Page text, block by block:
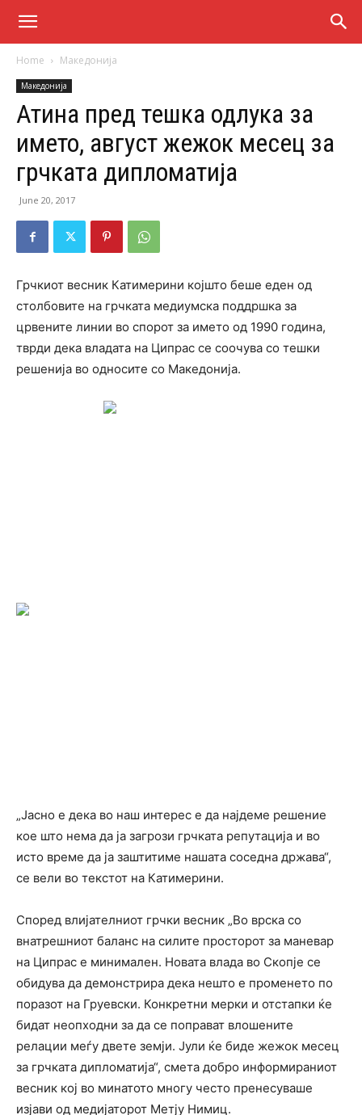
Home Македонија
Македонија
Атина пред тешка одлука за
името, август жежок месец за
грчката дипломатија
June 20, 2017
Грчкиот весник Катимерини којшто беше еден од
столбовите на грчката медиумска поддршка за
црвените линии во спорот за името од 1990 година,
тврди дека владата на Ципрас се соочува со тешки
решенија во односите со Македонија.
„Јасно е дека во наш интерес е да најдеме решение
кое што нема да ја загрози грчката репутација и во
исто време да ја заштитиме нашата соседна држава“,
се вели во текстот на Катимерини.
Според влијателниот грчки весник „Во врска со
внатрешниот баланс на силите просторот за маневар
на Ципрас е минимален. Новата влада во Скопје се
обидува да демонстрира дека нешто е променетo по
поразот на Груевски. Конкретни мерки и отстапки ќе
бидат неопходни за да се поправат влошените
релации меѓу двете земји. Јули ќе биде жежок месец
за грчката дипломатија“, смета добро информираниот
весник кој во минатото многу често пренесуваше
изјави од медијаторот Метју Нимиц.